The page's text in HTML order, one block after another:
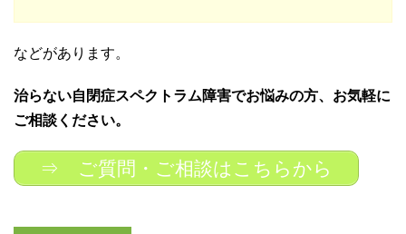
などがあります。
治らない自閉症スペクトラム障害でお悩みの方、お気軽に
ご相談ください。
⇒ ご質問・ご相談はこちらから